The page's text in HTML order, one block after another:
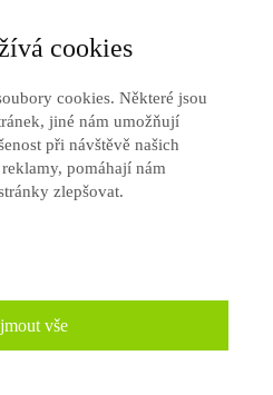
nakupovat
podmínky
Vytvořeno na platforměMioweb
cookies
cookies. Některé jsou
jiné nám umožňují
při návštěvě našich
pomáhají nám
zlepšovat.
vše